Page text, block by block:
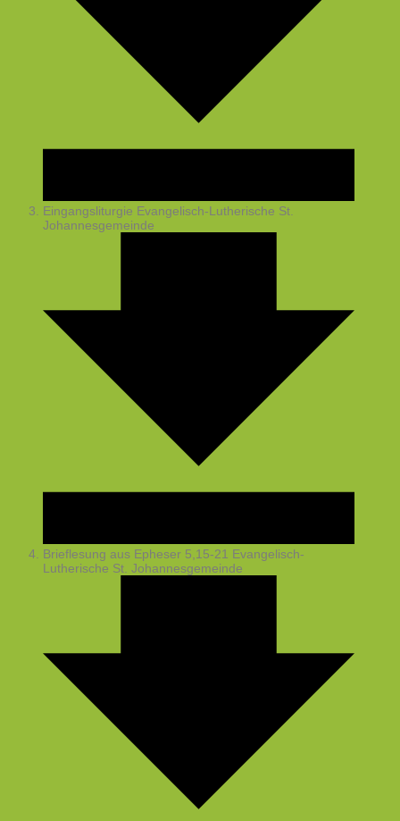
Eingangsliturgie Evangelisch-Lutherische St.
Johannesgemeinde
Brieflesung aus Epheser 5,15-21 Evangelisch-
Lutherische St. Johannesgemeinde